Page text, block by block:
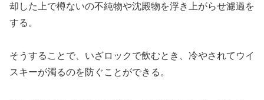
却した上で樽ないの不純物や沈殿物を浮き上がらせ濾過を
する。
そうすることで、いざロックで飲むとき、冷やされてウイ
スキーが濁るのを防ぐことができる。